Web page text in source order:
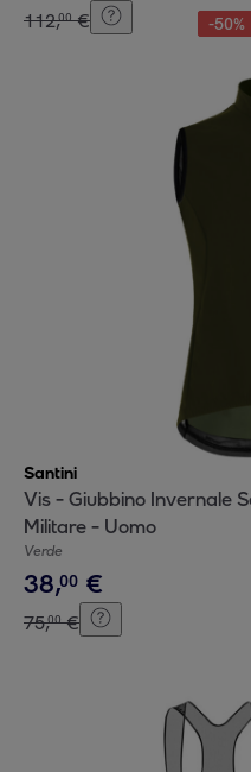
112,00 € -50%
Santini
Vis - Giubbino Invernale
Militare - Uomo
Verde
38,00 €
75,00 €